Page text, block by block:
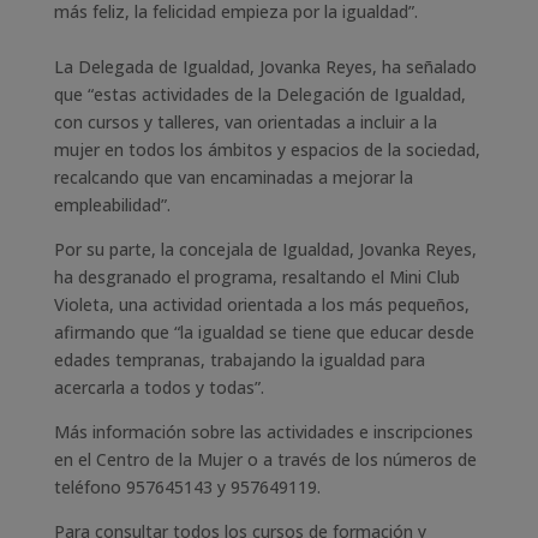
más feliz, la felicidad empieza por la igualdad”.
La Delegada de Igualdad, Jovanka Reyes, ha señalado
que “estas actividades de la Delegación de Igualdad,
con cursos y talleres, van orientadas a incluir a la
mujer en todos los ámbitos y espacios de la sociedad,
recalcando que van encaminadas a mejorar la
empleabilidad”.
Por su parte, la concejala de Igualdad, Jovanka Reyes,
ha desgranado el programa, resaltando el Mini Club
Violeta, una actividad orientada a los más pequeños,
afirmando que “la igualdad se tiene que educar desde
edades tempranas, trabajando la igualdad para
acercarla a todos y todas”.
Más información sobre las actividades e inscripciones
en el Centro de la Mujer o a través de los números de
teléfono 957645143 y 957649119.
Para consultar todos los cursos de formación y